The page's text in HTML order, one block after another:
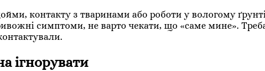
контакту з тваринами або роботи у вологому
симптоми, не варто чекати, що «саме мине».
ігнорувати